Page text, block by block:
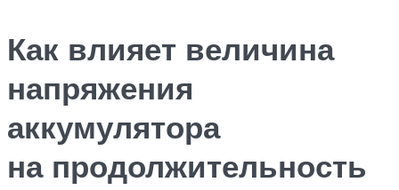
Как влияет величина
напряжения
аккумулятора
на продолжительность